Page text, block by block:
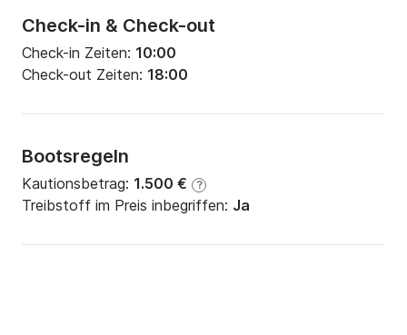
Check-in & Check-out
Check-in Zeiten: 10:00
Check-out Zeiten: 18:00
Bootsregeln
Kautionsbetrag: 1.500 € ?
Treibstoff im Preis inbegriffen: Ja